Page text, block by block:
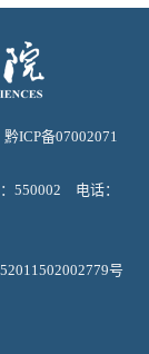
黔ICP备07002071
550002 电话：
号